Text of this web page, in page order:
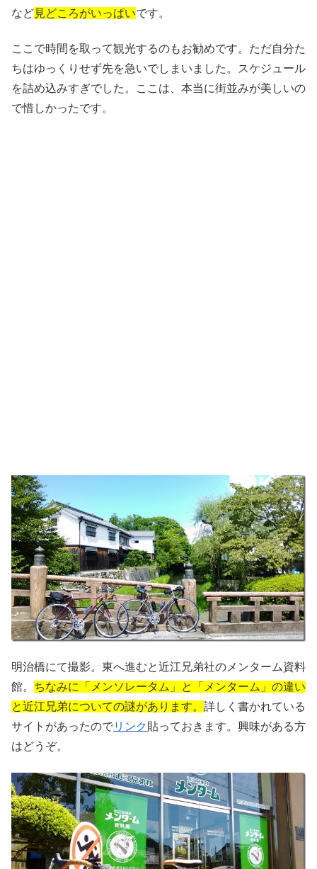
など見どころがいっぱいです。
ここで時間を取って観光するのもお勧めです。ただ自分た
ちはゆっくりせず先を急いでしまいました。スケジュール
を詰め込みすぎでした。ここは、本当に街並みが美しいの
で惜しかったです。
明治橋にて撮影。東へ進むと近江兄弟社のメンターム資料
館。 ちなみに「メンソレータム」と「メンターム」の違い
と近江兄弟についての謎があります。 詳しく書かれている
サイトがあったのでリンク貼っておきます。興味がある方
はどうぞ。